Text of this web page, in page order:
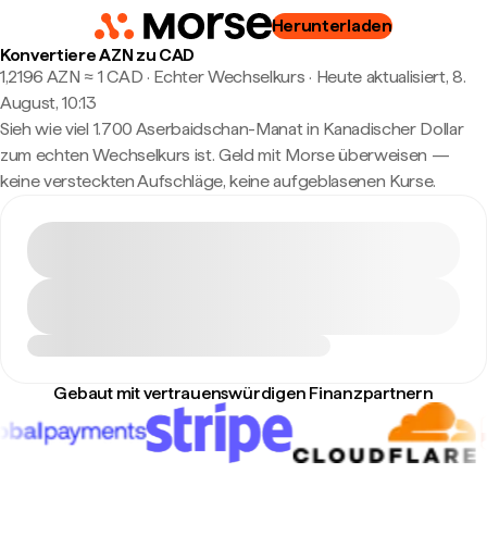
Herunterladen
Konvertiere AZN zu CAD
1,2196 AZN ≈ 1 CAD · Echter Wechselkurs · Heute aktualisiert, 8.
August, 10:13
Sieh wie viel 1.700 Aserbaidschan-Manat in Kanadischer Dollar
zum echten Wechselkurs ist. Geld mit Morse überweisen —
keine versteckten Aufschläge, keine aufgeblasenen Kurse.
Gebaut mit vertrauenswürdigen Finanzpartnern